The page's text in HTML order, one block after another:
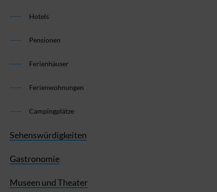
Hotels
Pensionen
Ferienhäuser
Ferienwohnungen
Campingplätze
Sehenswürdigkeiten
Gastronomie
Museen und Theater